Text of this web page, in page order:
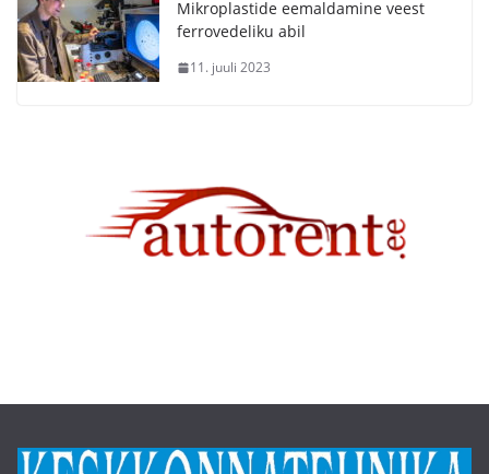
Mikroplastide eemaldamine veest
ferrovedeliku abil
11. juuli 2023